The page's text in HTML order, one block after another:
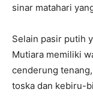
sinar matahari
Selain pasir putih
Mutiara memiliki
cenderung
toska dan kebiru-